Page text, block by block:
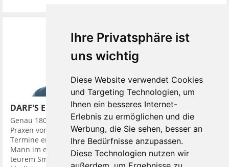
Ihre Privatsphäre ist
uns wichtig
Diese Website verwendet Cookies
und Targeting Technologien, um
Ihnen ein besseres Internet-
Erlebnis zu ermöglichen und die
Werbung, die Sie sehen, besser an
Ihre Bedürfnisse anzupassen.
Diese Technologien nutzen wir
DARF'S EIN BISSCHEN MEHR SEIN?
Genau 180 Mal besuchte ein junger Züricher im Jahr 2016
Praxen von Zahnärzten. Das Besondere war: Bei der Hälfte der
Termine erschien er als gepflegter, Erfolg ausstrahlender
Mann im edlen Anzug und ausgestattet mit Accessoires, wie
teurem Smartphone, die Status symbolisierten. Den